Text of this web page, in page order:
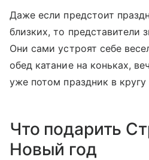
Даже если предстоит
близких, то представители
Они сами устроят себе
обед катание на коньках,
уже потом праздник в
Что подарить
Новый год